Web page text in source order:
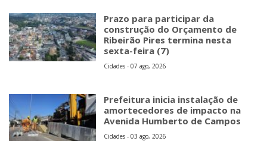
Prazo para participar da
construção do Orçamento de
Ribeirão Pires termina nesta
sexta-feira (7)
Cidades - 07 ago, 2026
Prefeitura inicia instalação de
amortecedores de impacto na
Avenida Humberto de Campos
Cidades - 03 ago, 2026